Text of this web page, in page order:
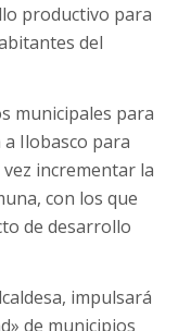
productivo para
del
municipales para
Ilobasco para
incrementar la
con los que
de desarrollo
impulsará
de municipios